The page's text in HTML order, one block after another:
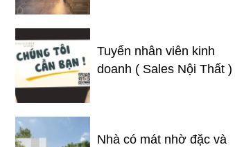
Tuyển nhân viên kinh
doanh ( Sales Nội Thất )
Nhà có mát nhờ đặc và